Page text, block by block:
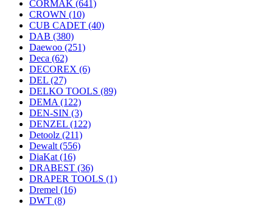
CORMAK (641)
CROWN (10)
CUB CADET (40)
DAB (380)
Daewoo (251)
Deca (62)
DECOREX (6)
DEL (27)
DELKO TOOLS (89)
DEMA (122)
DEN-SIN (3)
DENZEL (122)
Detoolz (211)
Dewalt (556)
DiaKat (16)
DRABEST (36)
DRAPER TOOLS (1)
Dremel (16)
DWT (8)